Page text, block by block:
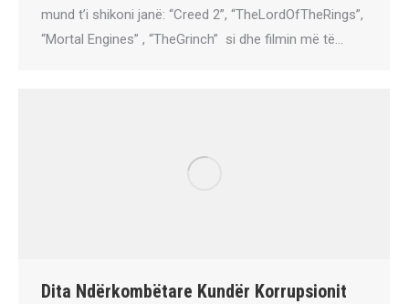
mund t’i shikoni janë: “Creed 2”, “TheLordOfTheRings”,
“Mortal Engines” , “TheGrinch” si dhe filmin më të…
Dita Ndërkombëtare Kundër Korrupsionit